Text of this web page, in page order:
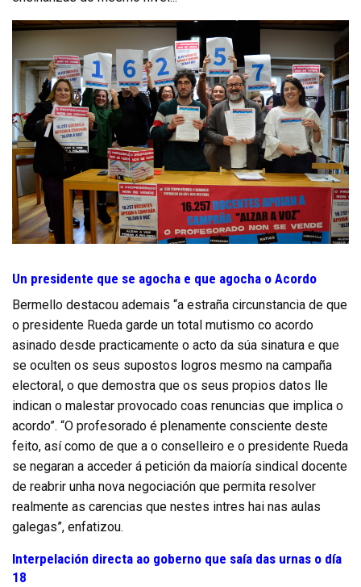
Un presidente que se agocha e que agocha o Acordo
Bermello destacou ademais “a estraña circunstancia de que
o presidente Rueda garde un total mutismo co acordo
asinado desde practicamente o acto da súa sinatura e que
se oculten os seus supostos logros mesmo na campaña
electoral, o que demostra que os seus propios datos lle
indican o malestar provocado coas renuncias que implica o
acordo”. “O profesorado é plenamente consciente deste
feito, así como de que a o conselleiro e o presidente Rueda
se negaran a acceder á petición da maioría sindical docente
de reabrir unha nova negociación que permita resolver
realmente as carencias que nestes intres hai nas aulas
galegas”, enfatizou.
Interpelación directa ao goberno que saía das urnas o día
18